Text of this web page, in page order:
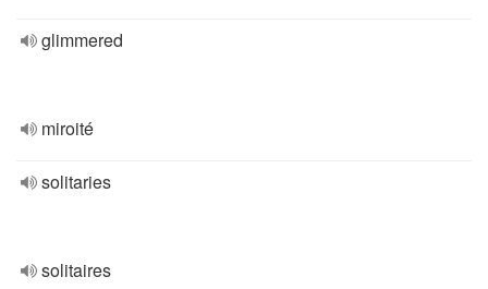
glimmered
miroité
solitaries
solitaires